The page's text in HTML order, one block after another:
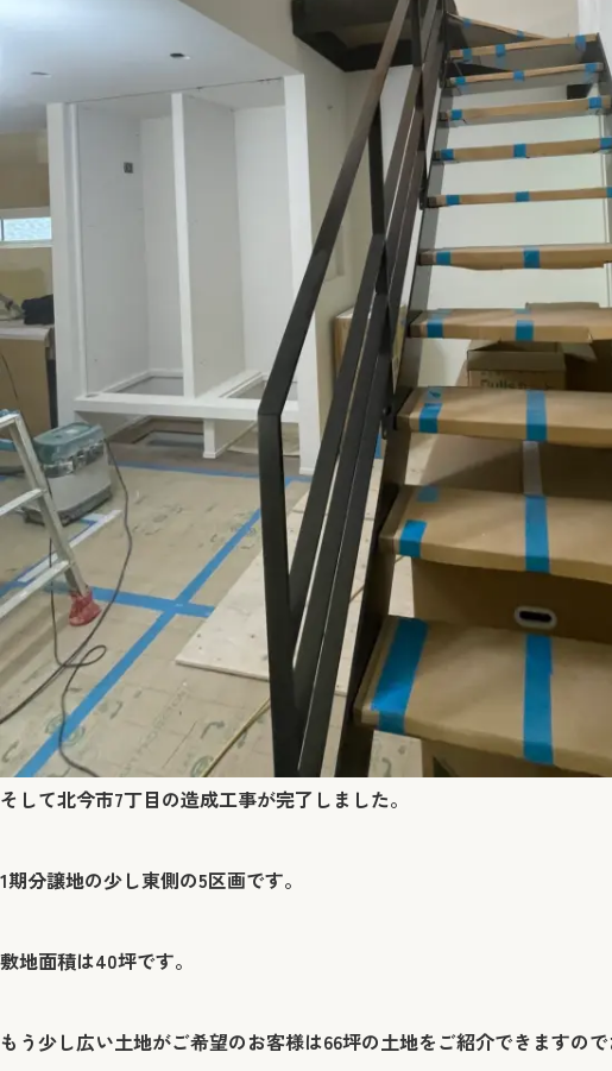
そして北今市7丁目の造成工事が完了しました。
1期分譲地の少し東側の5区画です。
敷地面積は40坪です。
もう少し広い土地がご希望のお客様は66坪の土地をご紹介できますので